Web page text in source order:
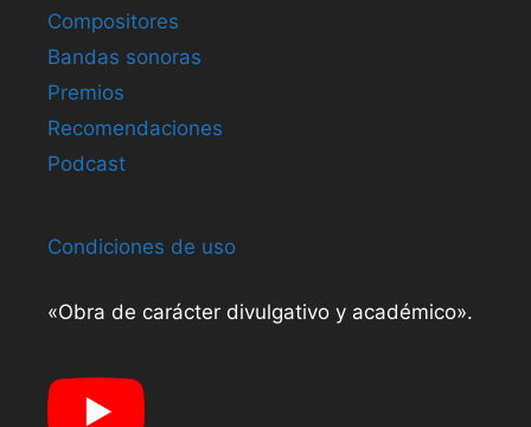
Compositores
Bandas sonoras
Premios
Recomendaciones
Podcast
Condiciones de uso
«Obra de carácter divulgativo y académico».